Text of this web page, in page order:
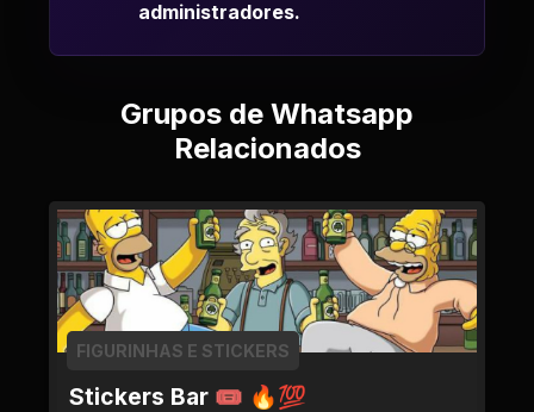
administradores.
Grupos de Whatsapp
Relacionados
Stickers Bar 🎟 🔥💯
FIGURINHAS E STICKERS